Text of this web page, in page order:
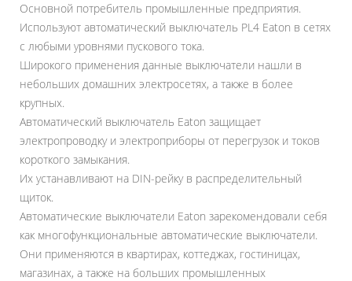
Основной потребитель промышленные предприятия.
Используют автоматический выключатель PL4 Eaton в сетях
с любыми уровнями пускового тока.
Широкого применения данные выключатели нашли в
небольших домашних электросетях, а также в более
крупных.
Автоматический выключатель Eaton защищает
электропроводку и электроприборы от перегрузок и токов
короткого замыкания.
Их устанавливают на DIN-рейку в распределительный
щиток.
Автоматические выключатели Eaton зарекомендовали себя
как многофункциональные автоматические выключатели.
Они применяются в квартирах, коттеджах, гостиницах,
магазинах, а также на больших промышленных